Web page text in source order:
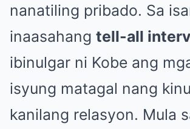
nanatiling pribado. Sa
inaasahang tell-all
ibinulgar ni Kobe ang
isyung matagal nang
kanilang relasyon. Mula